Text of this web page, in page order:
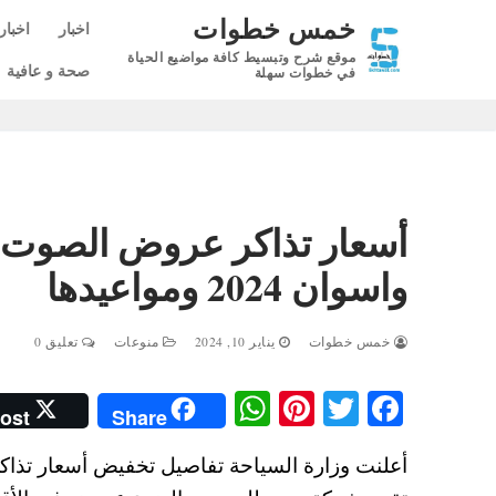
خمس خطوات
موقع شرح وتبسيط كافة مواضيع الحياة
في خطوات سهلة
اخبار
صحة و عافية
أسعار تذاكر عروض الصوت
واسوان 2024 ومواعيدها
خمس خطوات يناير 10, 2024 منوعات تعليق 0
Fa
bo
T
wi
tte
Pi
nt
er
W
ha
ts
Share